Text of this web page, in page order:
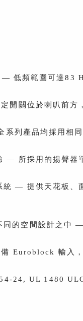
低頻範圍可達83
開關位於喇叭前方
列產品均採用相
— 所採用的揚聲器
統 — 提供天花板、
同的空間設計之中
Euroblock 輸入，
24, UL 1480